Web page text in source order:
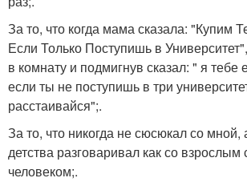
За то, что когда мама сказала: "Купим
Если Только Поступишь в
в комнату и подмигнув сказал: " я тебе
если ты не поступишь в три
расстаивайся";.
За то, что никогда не сюсюкал со мной,
детства разговаривал как со
человеком;.